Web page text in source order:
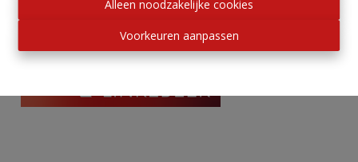
Alleen noodzakelijke cookies
Voorkeuren aanpassen